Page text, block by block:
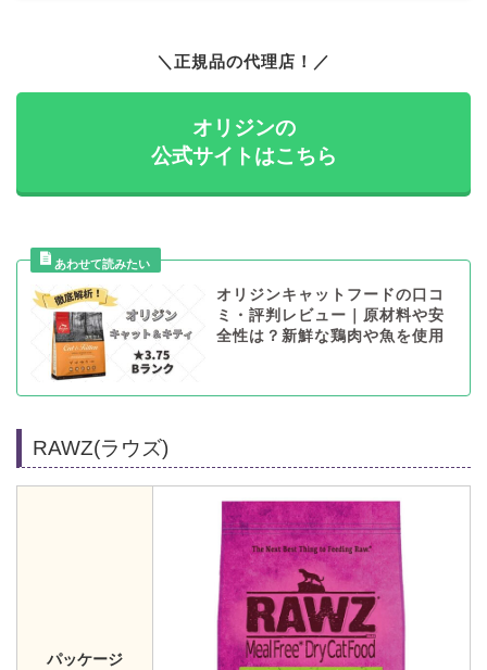
＼正規品の代理店！／
オリジンの
公式サイトはこちら
オリジンキャットフードの口コ
ミ・評判レビュー｜原材料や安
全性は？新鮮な鶏肉や魚を使用
RAWZ(ラウズ)
パッケージ